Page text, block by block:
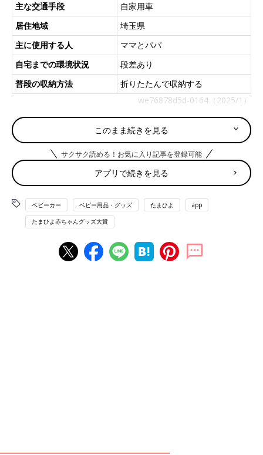
主な交通手段
自家用車
居住地域
埼玉県
主に使用する人
ママとパパ
自宅までの環境状況
段差あり
普段の収納方法
折りたたんで収納する
we76878d5d-0164（2025/1）
（1才代ベビー／40才以上～44才ママ）
【ラクーナ クッション AF 】
購入の決め手は、片手でたためる・通気性の良さ・ベルトが簡単
装着・しっかりクッション・新モデル発売直後でお買い得だった
こと。使ってみて、日差しが低い冬はフードを全部しめなきゃ眩
しく、前が見づらくてかわいそうかな、と同時にメッシュ部から
差し込む日差しは眩しくないのかな？と思っています。
生後3カ月～現在も使用中
このまま続きを見る
サクサク読める！お気に入り記事を登録可能
アプリで続きを見る
ベビーカー ベビー用品・グッズ たまひよ app
たまひよ赤ちゃんグッズ大賞